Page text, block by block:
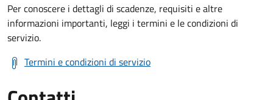
Per conoscere i dettagli di scadenze, requisiti e altre
informazioni importanti, leggi i termini e le condizioni di
servizio.
Termini e condizioni di servizio